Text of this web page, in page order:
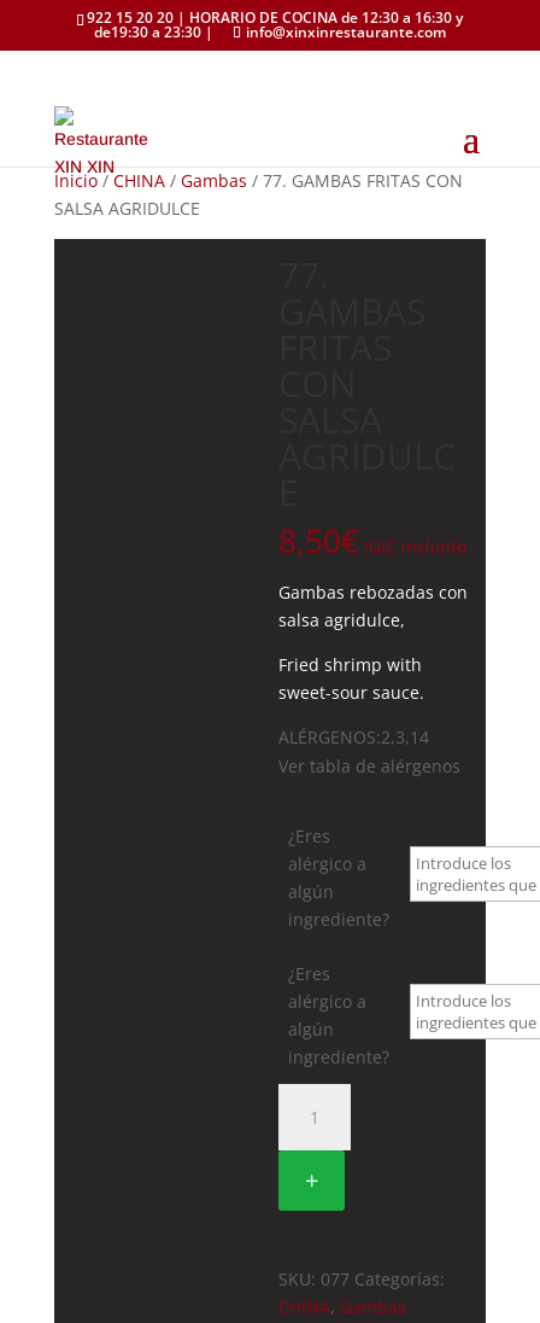
922 15 20 20 | HORARIO DE COCINA de 12:30 a 16:30 y
de19:30 a 23:30 | info@xinxinrestaurante.com
Inicio/CHINA/ Gambas / 77. GAMBAS FRITAS CON
SALSA AGRIDULCE
8,50€ IGIC incluido
Gambas rebozadas con
salsa agridulce,
Fried shrimp with
sweet-sour sauce.
ALÉRGENOS:2,3,14
Ver tabla de alérgenos
¿Eres
alérgico a
algún
ingrediente?
¿Eres
alérgico a
algún
ingrediente?
GAMBAS
FRITAS
CON
SALSA
+
SKU: 077 Categorías:
CHINA, Gambas